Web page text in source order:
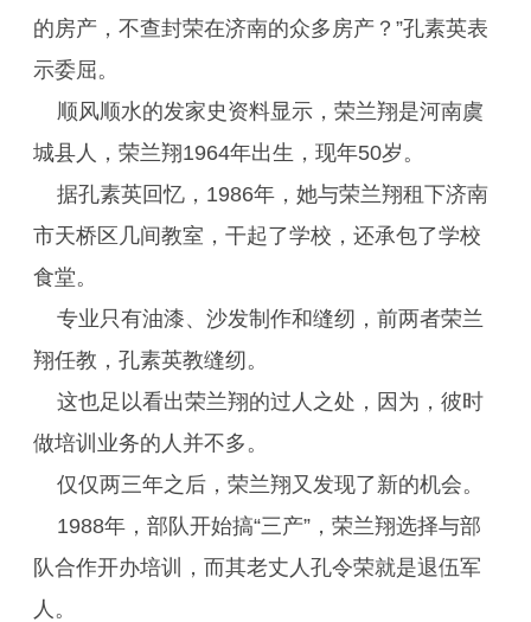
的房产，不查封荣在济南的众多房产？”孔素英表
示委屈。
顺风顺水的发家史资料显示，荣兰翔是河南虞
城县人，荣兰翔1964年出生，现年50岁。
据孔素英回忆，1986年，她与荣兰翔租下济南
市天桥区几间教室，干起了学校，还承包了学校
食堂。
专业只有油漆、沙发制作和缝纫，前两者荣兰
翔任教，孔素英教缝纫。
这也足以看出荣兰翔的过人之处，因为，彼时
做培训业务的人并不多。
仅仅两三年之后，荣兰翔又发现了新的机会。
1988年，部队开始搞“三产”，荣兰翔选择与部
队合作开办培训，而其老丈人孔令荣就是退伍军
人。